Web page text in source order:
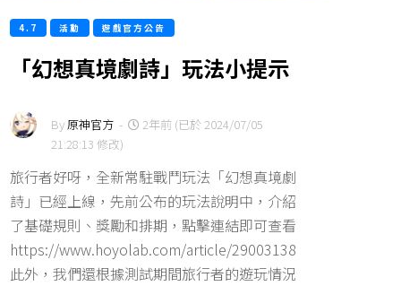
4.7 活動 遊戲官方公告
「幻想真境劇詩」玩法小提示
By原神官方 -
2年前 (已於 2024/07/05
21:28:13 修改)
旅行者好呀，全新常駐戰鬥玩法「幻想真境劇
詩」已經上線，先前公布的玩法說明中，介紹
了基礎規則、獎勵和排期，點擊連結即可查看
https://www.hoyolab.com/article/29003138
此外，我們還根據測試期間旅行者的遊玩情況